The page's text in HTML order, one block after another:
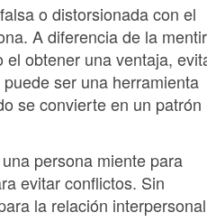
o distorsionada con el
A diferencia de la
obtener una ventaja,
ser una herramienta
se convierte en un patrón
persona miente para
evitar conflictos. Sin
la relación